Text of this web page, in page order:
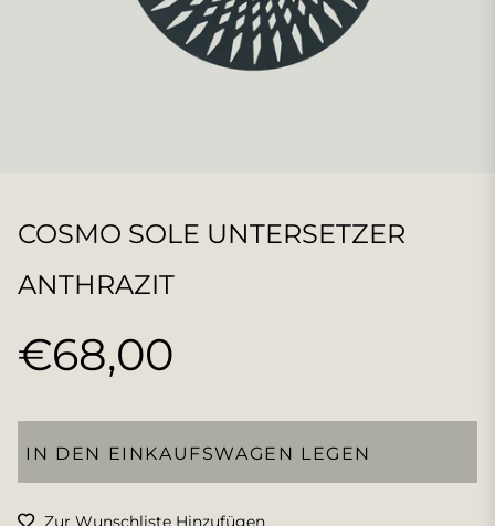
COSMO SOLE UNTERSETZER
ANTHRAZIT
Normaler
€68,00
IN DEN EINKAUFSWAGEN LEGEN
Zur Wunschliste Hinzufügen